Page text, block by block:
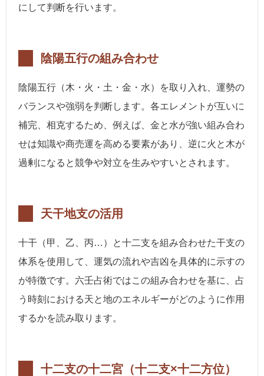
にして判断を行います。
陰陽五行の組み合わせ
陰陽五行（木・火・土・金・水）を取り入れ、運勢の
バランスや強弱を判断します。各エレメントが互いに
補完、相克するため、例えば、金と水が強い組み合わ
せは知識や商売運を高める要素があり、逆に火と木が
過剰になると競争や対立を生みやすいとされます。
天干地支の活用
十干（甲、乙、丙…）と十二支を組み合わせた干支の
体系を使用して、運気の流れや吉凶を具体的に示すの
が特徴です。六壬占術ではこの組み合わせを基に、占
う時刻における天と地のエネルギーがどのように作用
するかを読み取ります。
十二支の十二宮（十二支×十二方位）